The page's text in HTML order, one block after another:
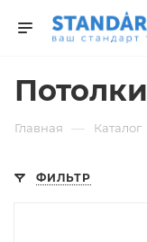
Потолки
Главная — Каталог
ФИЛЬТР